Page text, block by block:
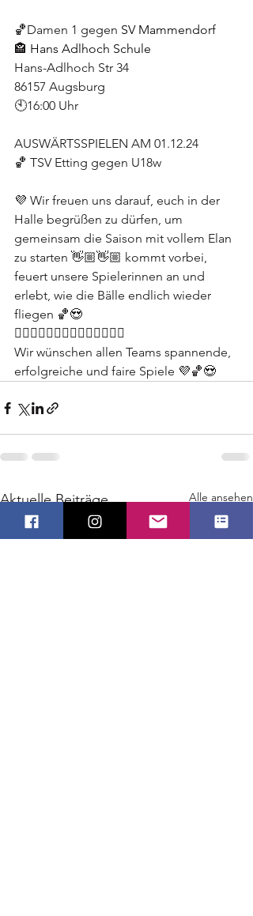
🏀Damen 1 gegen SV Mammendorf
🏤 Hans Adlhoch Schule
Hans-Adlhoch Str 34
86157 Augsburg
🕙16:00 Uhr
AUSWÄRTSSPIELEN AM 01.12.24
🏀 TSV Etting gegen U18w
💜 Wir freuen uns darauf, euch in der
Halle begrüßen zu dürfen, um
gemeinsam die Saison mit vollem Elan
zu starten 👋🏼👋🏼 kommt vorbei,
feuert unsere Spielerinnen an und
erlebt, wie die Bälle endlich wieder
fliegen 🏀😍
⛹🏽⛹🏻⛹🏻‍♀️⛹🏼‍♀️🏀💜🎉🎼
Wir wünschen allen Teams spannende,
erfolgreiche und faire Spiele 💜🏀😍
Aktuelle Beiträge Alle ansehen